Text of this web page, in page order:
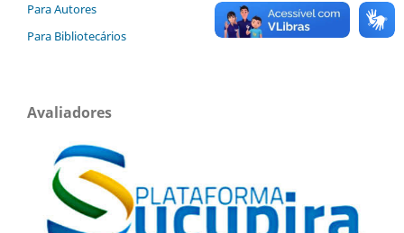
Para Autores
Para Bibliotecários
Avaliadores